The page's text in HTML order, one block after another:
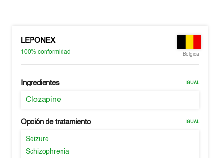
LEPONEX
100%conformidad Bélgica
Ingredientes IGUAL
Clozapine
Opción de tratamiento IGUAL
Seizure
Schizophrenia